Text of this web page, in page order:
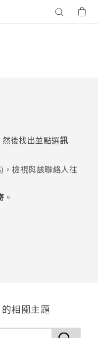
然後找出並點選訊
檢視與該聯絡人往
。
相關主題